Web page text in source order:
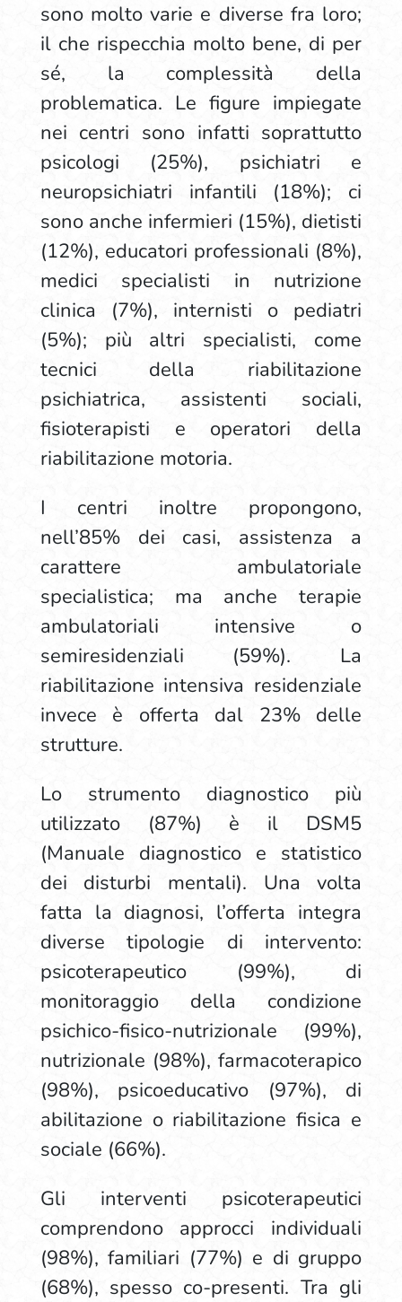
sono molto varie e diverse fra loro;
il che rispecchia molto bene, di per
sé, la complessità della
problematica. Le figure impiegate
nei centri sono infatti soprattutto
psicologi (25%), psichiatri e
neuropsichiatri infantili (18%); ci
sono anche infermieri (15%), dietisti
(12%), educatori professionali (8%),
medici specialisti in nutrizione
clinica (7%), internisti o pediatri
(5%); più altri specialisti, come
tecnici della riabilitazione
psichiatrica, assistenti sociali,
fisioterapisti e operatori della
riabilitazione motoria.
I centri inoltre propongono,
nell’85% dei casi, assistenza a
carattere ambulatoriale
specialistica; ma anche terapie
ambulatoriali intensive o
semiresidenziali (59%). La
riabilitazione intensiva residenziale
invece è offerta dal 23% delle
strutture.
Lo strumento diagnostico più
utilizzato (87%) è il DSM5
(Manuale diagnostico e statistico
dei disturbi mentali). Una volta
fatta la diagnosi, l’offerta integra
diverse tipologie di intervento:
psicoterapeutico (99%), di
monitoraggio della condizione
psichico-fisico-nutrizionale (99%),
nutrizionale (98%), farmacoterapico
(98%), psicoeducativo (97%), di
abilitazione o riabilitazione fisica e
sociale (66%).
Gli interventi psicoterapeutici
comprendono approcci individuali
(98%), familiari (77%) e di gruppo
(68%), spesso co-presenti. Tra gli